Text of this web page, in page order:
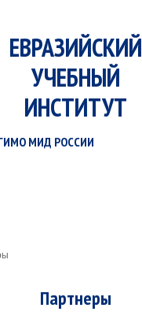
ЕВРАЗИЙСКИЙ
УЧЕБНЫЙ
ИНСТИТУТ
МИД РОССИИ
Партнеры